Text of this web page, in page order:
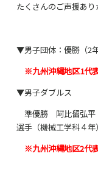
たくさんのご声援あり
▼男子団体：優勝（2
※九州沖縄地区1代
▼男子ダブルス
準優勝 阿比留弘平
選手（機械工学科４年）
※九州沖縄地区2代